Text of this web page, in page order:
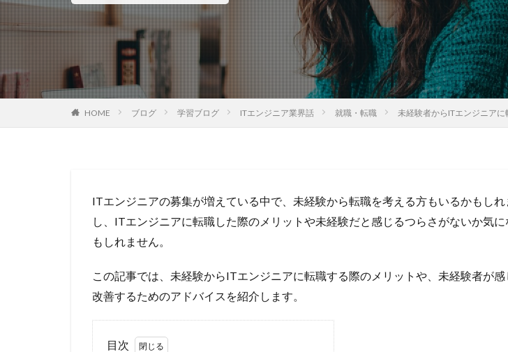
HOME ブログ 学習ブログ ITエンジニア業界話 就職・転職 未経験者からITエンジニア
ITエンジニアの募集が増えている中で、未経験から転職を考える方もいるかもし
し、ITエンジニアに転職した際のメリットや未経験だと感じるつらさがないか気
もしれません。
この記事では、未経験からITエンジニアに転職する際のメリットや、未経験者が
改善するためのアドバイスを紹介します。
目次